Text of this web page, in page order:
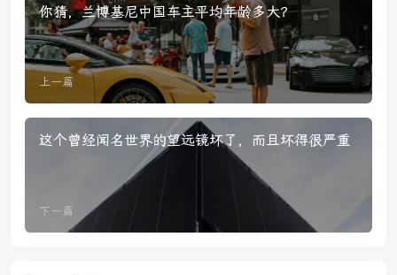
你猜，兰博基尼中国车主平均年龄多大？
上一篇
这个曾经闻名世界的望远镜坏了，而且坏得很严重
下一篇